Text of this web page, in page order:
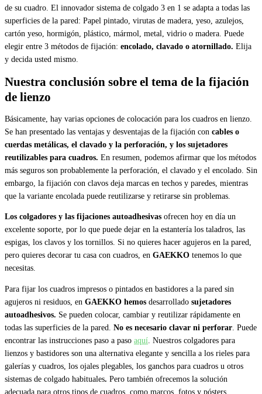
de su cuadro. El innovador sistema de colgado 3 en 1 se adapta a todas las
superficies de la pared: Papel pintado, virutas de madera, yeso, azulejos,
cartón yeso, hormigón, plástico, mármol, metal, vidrio o madera. Puede
elegir entre 3 métodos de fijación: encolado, clavado o atornillado. Elija
y decida usted mismo.
Nuestra conclusión sobre el tema de la fijación
de lienzo
Básicamente, hay varias opciones de colocación para los cuadros en lienzo.
Se han presentado las ventajas y desventajas de la fijación con cables o
cuerdas metálicas, el clavado y la perforación, y los sujetadores
reutilizables para cuadros. En resumen, podemos afirmar que los métodos
más seguros son probablemente la perforación, el clavado y el encolado. Sin
embargo, la fijación con clavos deja marcas en techos y paredes, mientras
que la variante encolada puede reutilizarse y retirarse sin problemas.
Los colgadores y las fijaciones autoadhesivas ofrecen hoy en día un
excelente soporte, por lo que puede dejar en la estantería los taladros, las
espigas, los clavos y los tornillos. Si no quieres hacer agujeros en la pared,
pero quieres decorar tu casa con cuadros, en GAEKKO tenemos lo que
necesitas.
Para fijar los cuadros impresos o pintados en bastidores a la pared sin
agujeros ni residuos, en GAEKKO hemos desarrollado sujetadores
autoadhesivos. Se pueden colocar, cambiar y reutilizar rápidamente en
todas las superficies de la pared. No es necesario clavar ni perforar. Puede
encontrar las instrucciones paso a paso aquí. Nuestros colgadores para
lienzos y bastidores son una alternativa elegante y sencilla a los rieles para
galerías y cuadros, los ojales plegables, los ganchos para cuadros u otros
sistemas de colgado habituales. Pero también ofrecemos la solución
adecuada para otros tipos de cuadros, como marcos, fotos y pósters.